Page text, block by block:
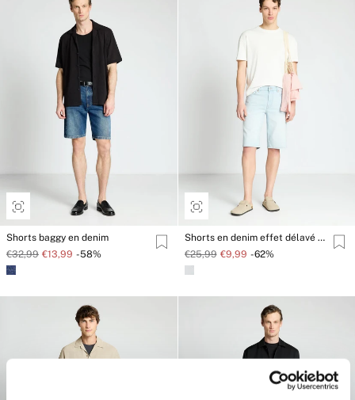
Shorts baggy en denim
€32,99 €13,99 -58%
Shorts en denim effet délavé avec revers
€25,99 €9,99 -62%